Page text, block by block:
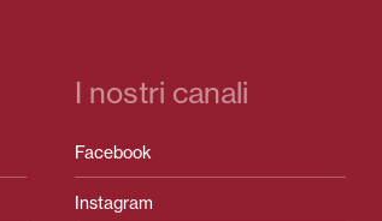
I nostri canali
Facebook
Instagram